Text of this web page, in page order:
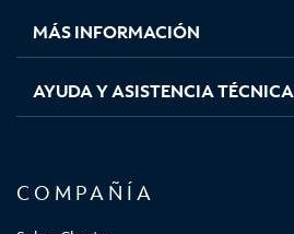
MÁS INFORMACIÓN
AYUDA Y ASISTENCIA TÉCNICA
COMPAÑÍA